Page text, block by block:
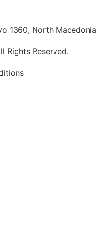
1360, North Macedonia
Rights Reserved.